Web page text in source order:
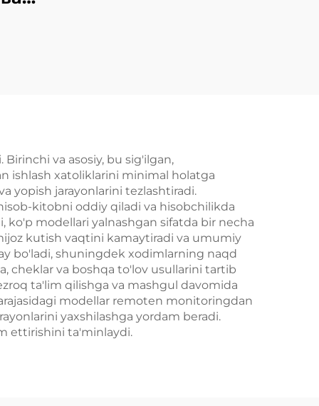
va asosiy, bu sig'ilgan,
ishlash xatoliklarini minimal holatga
yopish jarayonlarini tezlashtiradi.
kitobni oddiy qiladi va hisobchilikda
modellari yalnashgan sifatda bir necha
kutish vaqtini kamaytiradi va umumiy
bo'ladi, shuningdek xodimlarning naqd
cheklar va boshqa to'lov usullarini tartib
ta'lim qilishga va mashgul davomida
modellar remoten monitoringdan
yaxshilashga yordam beradi.
ettirishini ta'minlaydi.